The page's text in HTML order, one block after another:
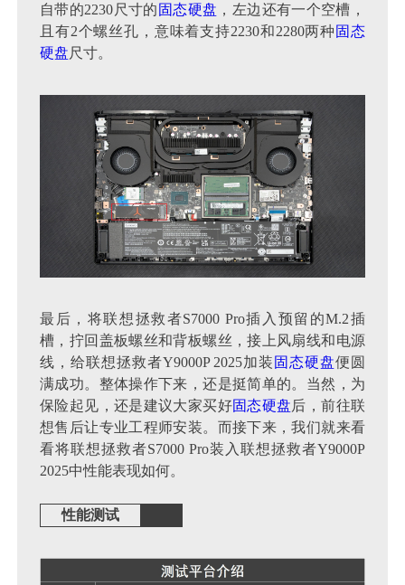
自带的2230尺寸的 固态硬盘 ，左边还有一个空槽，
且有2个螺丝孔，意味着支持2230和2280两种 固态
硬盘尺寸。
最后，将联想拯救者S7000 Pro插入预留的M.2插
槽，拧回盖板螺丝和背板螺丝，接上风扇线和电源
线，给联想拯救者Y9000P 2025加装 固态硬盘便圆
满成功。整体操作下来，还是挺简单的。当然，为
保险起见，还是建议大家买好固态硬盘后，前往联
想售后让专业工程师安装。而接下来，我们就来看
看将联想拯救者S7000 Pro装入联想拯救者Y9000P
2025中性能表现如何。
性能测试